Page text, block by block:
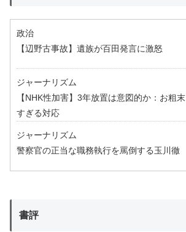
政治
【辺野古事故】遺族が百田発言に激怒
ジャーナリズム
【NHK性加害】3年放置は意図的か：お粗末
すぎる対応
ジャーナリズム
警察官の正当な職務執行を罵倒する玉川徹
書評